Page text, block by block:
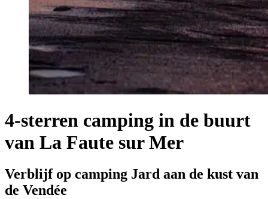
4-sterren camping in de buurt
van La Faute sur Mer
Verblijf op camping Jard aan de kust van
de Vendée